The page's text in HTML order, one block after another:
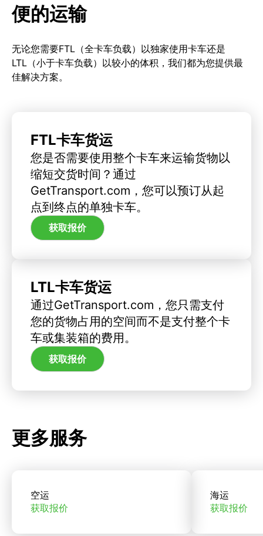
便的运输
无论您需要FTL（全卡车负载）以独家使用卡车还是
LTL（小于卡车负载）以较小的体积，我们都为您提供最
佳解决方案。
FTL卡车货运
您是否需要使用整个卡车来运输货物以
缩短交货时间？通过
GetTransport.com，您可以预订从起
点到终点的单独卡车。
获取报价
LTL卡车货运
通过GetTransport.com，您只需支付
您的货物占用的空间而不是支付整个卡
车或集装箱的费用。
获取报价
更多服务
空运
获取报价
海运
获取报价